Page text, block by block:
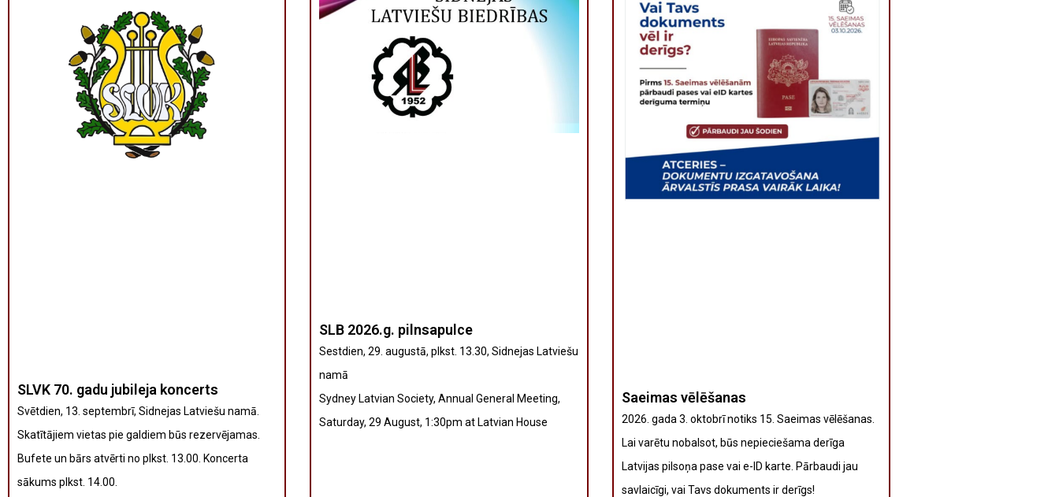
SLVK 70. gadu jubileja koncerts
Svētdien, 13. septembrī, Sidnejas Latviešu namā.
Skatītājiem vietas pie galdiem būs rezervējamas.
Bufete un bārs atvērti no plkst. 13.00. Koncerta
sākums plkst. 14.00.
SLB 2026.g. pilnsapulce
Sestdien, 29. augustā, plkst. 13.30, Sidnejas Latviešu
namā
Sydney Latvian Society, Annual General Meeting,
Saturday, 29 August, 1:30pm at Latvian House
Saeimas vēlēšanas
2026. gada 3. oktobrī notiks 15. Saeimas vēlēšanas.
Lai varētu nobalsot, būs nepieciešama derīga
Latvijas pilsoņa pase vai e-ID karte. Pārbaudi jau
savlaicīgi, vai Tavs dokuments ir derīgs!